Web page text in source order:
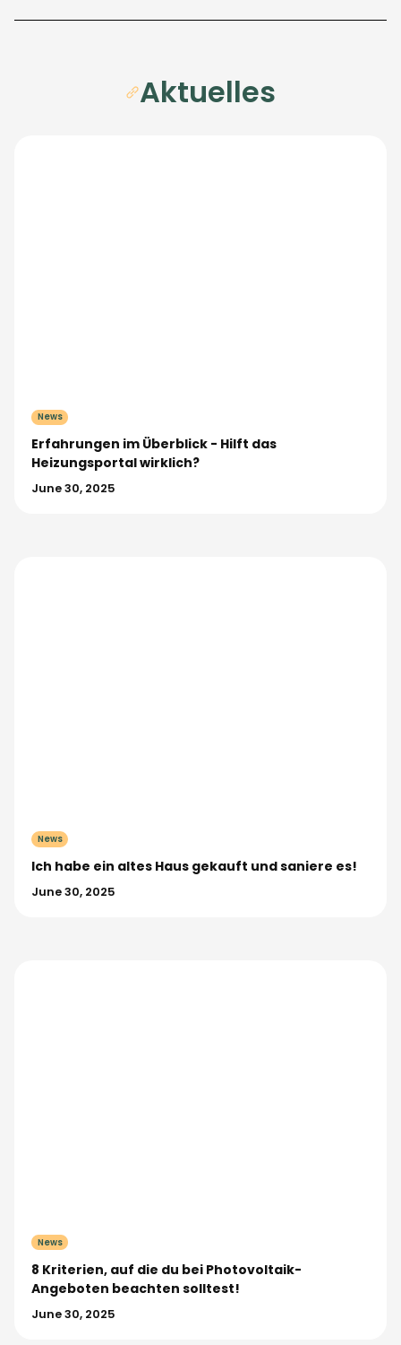
Aktuelles
News
Erfahrungen im Überblick - Hilft das
Heizungsportal wirklich?
June 30, 2025
News
Ich habe ein altes Haus gekauft und saniere es!
June 30, 2025
News
8 Kriterien, auf die du bei Photovoltaik-
Angeboten beachten solltest!
June 30, 2025